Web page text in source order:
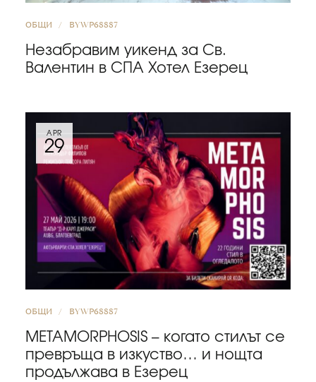
ОБЩИ BYWP68887
Незабравим уикенд за Св.
Валентин в СПА Хотел Езерец
APR
29
ОБЩИ BYWP68887
METAMORPHOSIS – когато стилът се
превръща в изкуство… и нощта
продължава в Езерец